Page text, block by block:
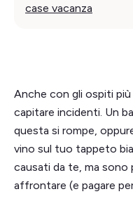
case vacanza
Anche con gli ospiti
capitare incidenti. Un
questa si rompe,
vino sul tuo tappeto
causati da te, ma sono
affrontare (e pagare